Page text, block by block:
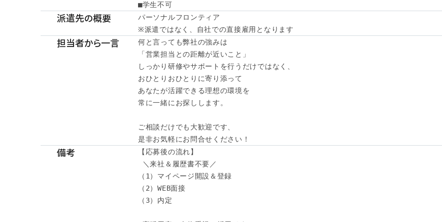
■学生不可
派遣先の概要
パーソナルフロンティア
※派遣ではなく、自社での直接雇用となります
担当者から一言
何と言っても弊社の強みは
「営業担当との距離が近いこと」
しっかり研修やサポートを行うだけではなく、
おひとりおひとりに寄り添って
あなたが活躍できる理想の環境を
常に一緒にお探しします。
ご相談だけでも大歓迎です、
是非お気軽にお問合せください！
備考
【応募後の流れ】
＼来社＆履歴書不要／
（1）マイページ開設＆登録
（2）WEB面接
（3）内定